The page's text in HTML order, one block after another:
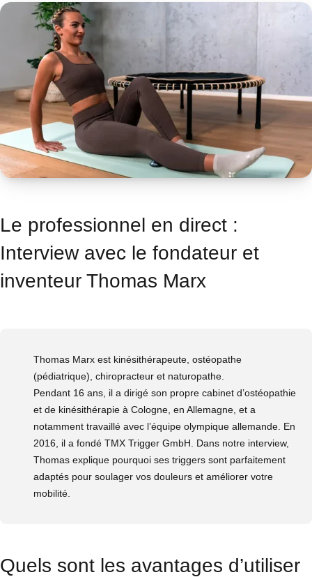
Le professionnel en direct :
Interview avec le fondateur et
inventeur Thomas Marx
Thomas Marx est kinésithérapeute, ostéopathe
(pédiatrique), chiropracteur et naturopathe.
Pendant 16 ans, il a dirigé son propre cabinet d’ostéopathie
et de kinésithérapie à Cologne, en Allemagne, et a
notamment travaillé avec l’équipe olympique allemande. En
2016, il a fondé TMX Trigger GmbH. Dans notre interview,
Thomas explique pourquoi ses triggers sont parfaitement
adaptés pour soulager vos douleurs et améliorer votre
mobilité.
Quels sont les avantages d’utiliser